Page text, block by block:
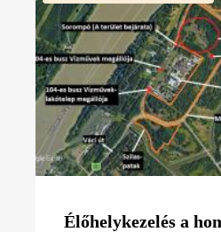
Élőhelykezelés a